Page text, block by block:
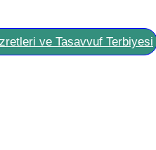
ve Tasavvuf Terbiyesi